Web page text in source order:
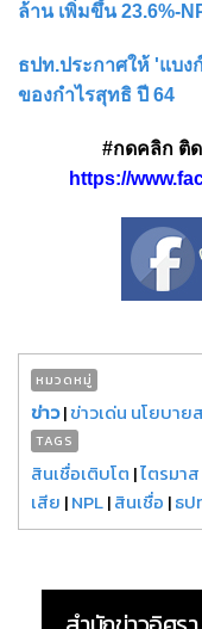
ล้าน เพิ่มขึ้น 23.6%-
ธปท.ประกาศให้ 'แบง
ของกำไรสุทธิ ปี 64
#กดคลิก ติ
https://
หมวดหมู่
ข่าว|ข่าวเด่น นโยบาย
TAGS
สินเชื่อเติบโต |ไตรมา
เสีย |NPL|สินเชื่อ |ธป